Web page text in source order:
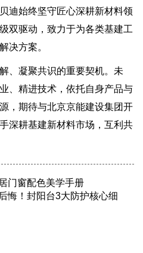
迪始终坚守匠心深耕新材料领
双驱动，致力于为各类基建工
决方案。
、凝聚共识的重要契机。未
、精进技术，依托自身产品与
，期待与北京京能建设集团开
深耕基建新材料市场，互利共
门窗配色美学手册
悔！封阳台3大防护核心细